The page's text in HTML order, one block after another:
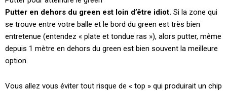
Putter en dehors du green est loin d’être idiot. Si la zone qui
se trouve entre votre balle et le bord du green est très bien
entretenue (entendez « plate et tondue ras »), alors putter, même
depuis 1 mètre en dehors du green est bien souvent la meilleure
option.
Vous allez vous éviter tout risque de « top » qui produirait un chip